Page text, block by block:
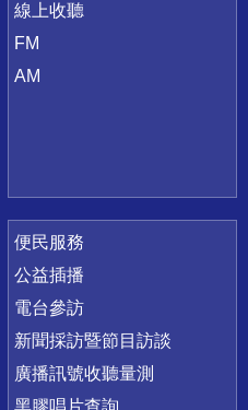
線上收聽
FM
AM
便民服務
公益插播
電台參訪
新聞採訪暨節目訪談
廣播訊號收聽量測
黑膠唱片查詢